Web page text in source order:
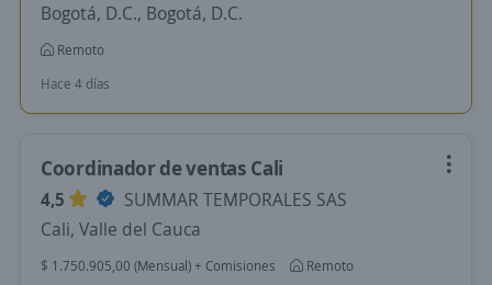
Bogotá, D.C., Bogotá, D.C.
Remoto
Hace 4 días
Coordinador de ventas Cali
4,5
SUMMAR TEMPORALES SAS
Cali, Valle del Cauca
$ 1.750.905,00 (Mensual) + Comisiones
Remoto